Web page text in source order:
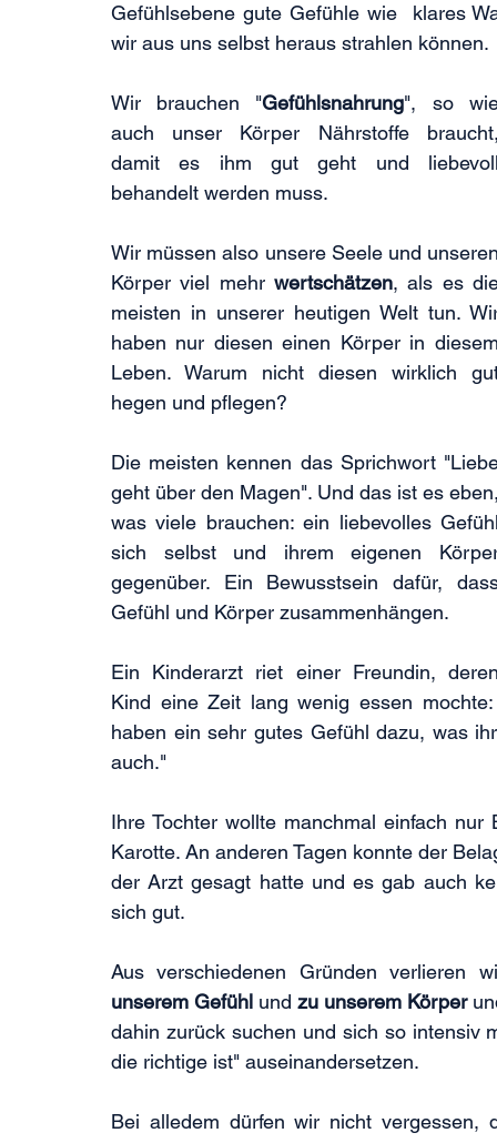
Gefühlsebene gute Gefühle wie  klares
wir aus uns selbst heraus strahlen können.
Wir brauchen "Gefühlsnahrung", so
auch unser Körper Nährstoffe
damit es ihm gut geht und
behandelt werden muss.
Wir müssen also unsere Seele und
Körper viel mehr wertschätzen, als es
meisten in unserer heutigen Welt tun.
haben nur diesen einen Körper in
Leben. Warum nicht diesen wirklich
hegen und pflegen?
Die meisten kennen das Sprichwort
geht über den Magen". Und das ist es
was viele brauchen: ein liebevolles
sich selbst und ihrem eigenen
gegenüber. Ein Bewusstsein dafür,
Gefühl und Körper zusammenhängen.
Ein Kinderarzt riet einer Freundin,
Kind eine Zeit lang wenig essen
haben ein sehr gutes Gefühl dazu, was
auch."
Ihre Tochter wollte manchmal einfach
Karotte. An anderen Tagen konnte der
der Arzt gesagt hatte und es gab auch
sich gut.
Aus verschiedenen Gründen verlieren
unserem Gefühl und zu unserem Körper
dahin zurück suchen und sich so intensiv
die richtige ist" auseinandersetzen.
Bei alledem dürfen wir nicht vergessen,